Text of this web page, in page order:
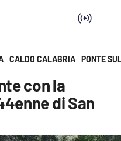
CALDO CALABRIA PONTE
con la
di San